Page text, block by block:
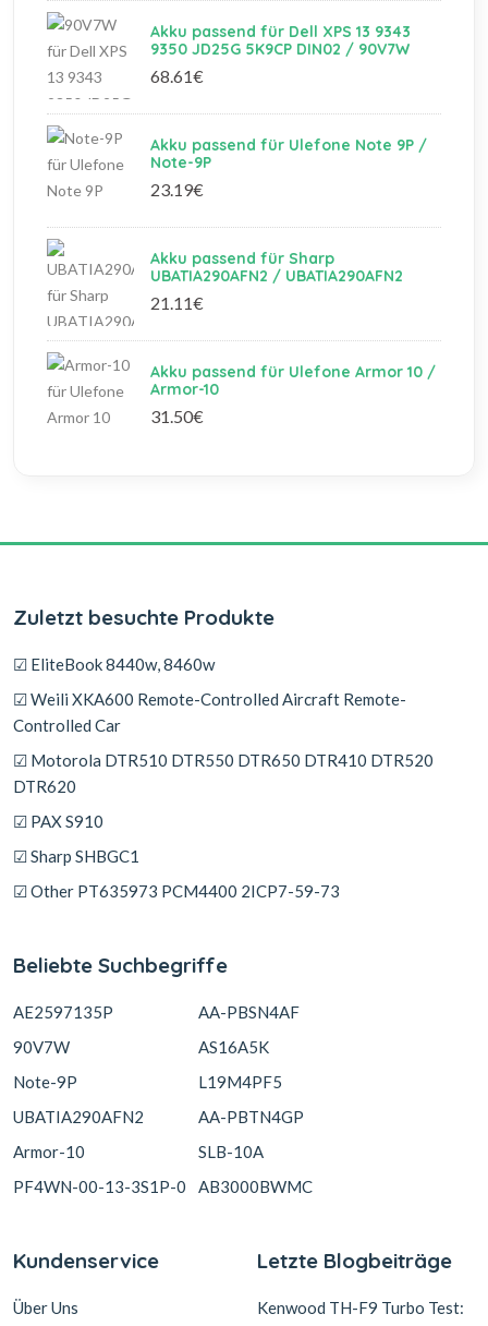
Akku passend für Dell XPS 13 9343
9350 JD25G 5K9CP DIN02 / 90V7W
68.61€
Akku passend für Ulefone Note 9P /
Note-9P
23.19€
Akku passend für Sharp
UBATIA290AFN2 / UBATIA290AFN2
21.11€
Akku passend für Ulefone Armor 10 /
Armor-10
31.50€
Zuletzt besuchte Produkte
☑ EliteBook 8440w, 8460w
☑ Weili XKA600 Remote-Controlled Aircraft Remote-
Controlled Car
☑ Motorola DTR510 DTR550 DTR650 DTR410 DTR520
DTR620
☑ PAX S910
☑ Sharp SHBGC1
☑ Other PT635973 PCM4400 2ICP7-59-73
Beliebte Suchbegriffe
AE2597135P
90V7W
Note-9P
UBATIA290AFN2
Armor-10
PF4WN-00-13-3S1P-0
AA-PBSN4AF
AS16A5K
L19M4PF5
AA-PBTN4GP
SLB-10A
AB3000BWMC
Kundenservice
Über Uns
Letzte Blogbeiträge
Kenwood TH-F9 Turbo Test: